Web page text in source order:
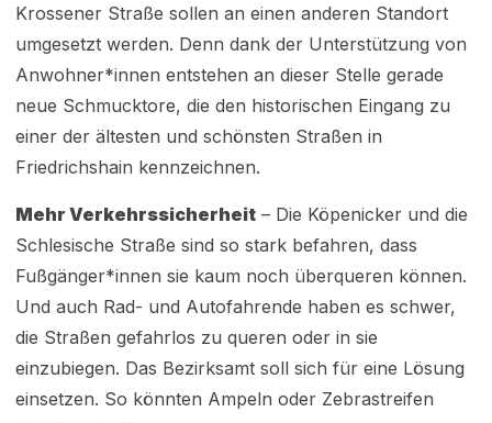
Krossener Straße sollen an einen anderen Standort
umgesetzt werden. Denn dank der Unterstützung von
Anwohner*innen entstehen an dieser Stelle gerade
neue Schmucktore, die den historischen Eingang zu
einer der ältesten und schönsten Straßen in
Friedrichshain kennzeichnen.
Mehr Verkehrssicherheit – Die Köpenicker und die
Schlesische Straße sind so stark befahren, dass
Fußgänger*innen sie kaum noch überqueren können.
Und auch Rad- und Autofahrende haben es schwer,
die Straßen gefahrlos zu queren oder in sie
einzubiegen. Das Bezirksamt soll sich für eine Lösung
einsetzen. So könnten Ampeln oder Zebrastreifen